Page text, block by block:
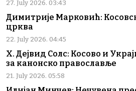
27. July 2026. 03:43
Димитрије Марковић:
црква
22. July 2026. 04:45
Х. Дејвид Солс: Косово и
за канонско православље
21. July 2026. 05:58